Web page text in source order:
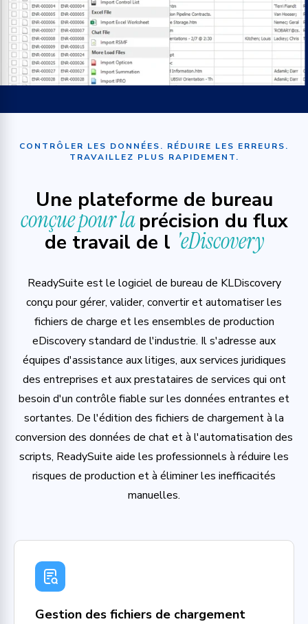
CONTRÔLER LES DONNÉES. RÉDUIRE LES ERREURS.
TRAVAILLEZ PLUS RAPIDEMENT.
Une plateforme de bureau
conçue pour laprécision du flux
de travail de l 'eDiscovery
ReadySuite est le logiciel de bureau de KLDiscovery
conçu pour gérer, valider, convertir et automatiser les
fichiers de charge et les ensembles de production
eDiscovery standard de l'industrie. Il s'adresse aux
équipes d'assistance aux litiges, aux services juridiques
des entreprises et aux prestataires de services qui ont
besoin d'un contrôle fiable sur les données entrantes et
sortantes. De l'édition des fichiers de chargement à la
conversion des données de chat et à l'automatisation des
scripts, ReadySuite aide les professionnels à réduire les
risques de production et à éliminer les inefficacités
manuelles.
Gestion des fichiers de chargement